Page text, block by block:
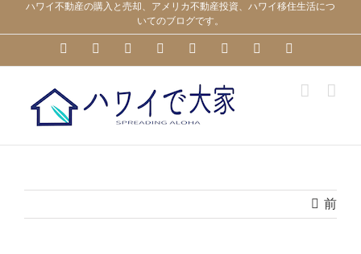
ハワイ不動産の購入と売却、アメリカ不動産投資、ハワイ移住生活につ
いてのブログです。
YouTubeFacebookInstagramLinkedInSkype PinterestTumblr
前